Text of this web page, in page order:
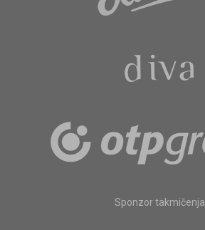
Sponzor takmičenja